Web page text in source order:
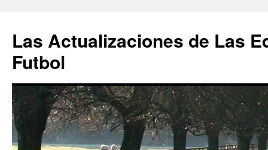
Las Actualizaciones de Las
Futbol